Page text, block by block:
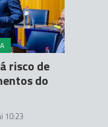
risco de
do
10:23